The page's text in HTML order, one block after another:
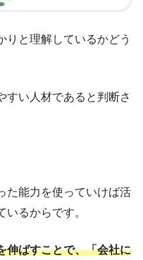
りと理解しているかどう
すい人材であると判断さ
た能力を使っていけば活
るからです。
伸ばすことで、「会社に